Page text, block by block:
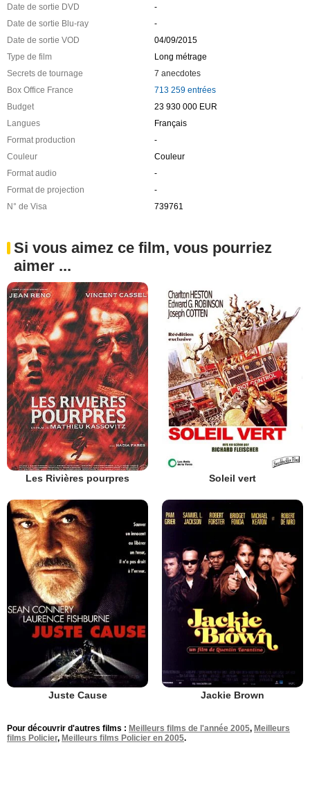
Date de sortie DVD
-
Date de sortie Blu-ray
-
Date de sortie VOD
04/09/2015
Type de film
Long métrage
Secrets de tournage
7 anecdotes
Box Office France
713 259 entrées
Budget
23 930 000 EUR
Langues
Français
Format production
-
Couleur
Couleur
Format audio
-
Format de projection
-
N° de Visa
739761
Si vous aimez ce film, vous pourriez
aimer ...
Les Rivières pourpres Soleil vert
Juste Cause Jackie Brown
Pour découvrir d'autres films : Meilleurs films de l'année 2005, Meilleurs
films Policier, Meilleurs films Policier en 2005.